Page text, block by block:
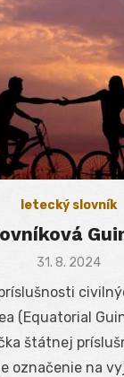
letecký slovník
Posted
31. 8. 2024
(Equatorial
štátnej
označenie na